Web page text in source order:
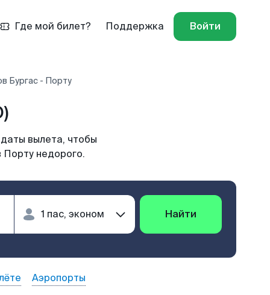
Где мой билет? Поддержка Войти
Бургас - Порту
вылета, чтобы
Порту недорого.
Найти
Аэропорты